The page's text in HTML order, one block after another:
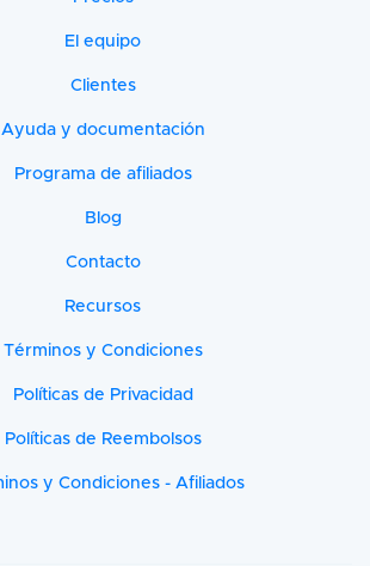
El equipo
Clientes
Ayuda y documentación
Programa de afiliados
Blog
Contacto
Recursos
Términos y Condiciones
Políticas de Privacidad
Políticas de Reembolsos
y Condiciones - Afiliados